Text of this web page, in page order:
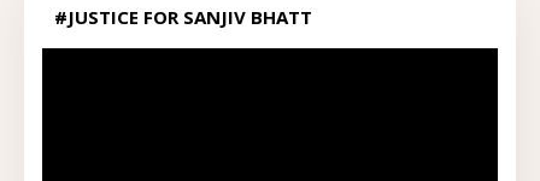
#JUSTICE FOR SANJIV BHATT